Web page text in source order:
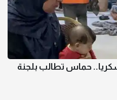
حماس تطالب بلجنة